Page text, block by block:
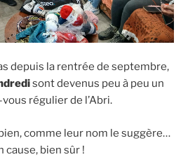
depuis la rentrée de septembre,
sont devenus peu à peu un
régulier de l’Abri.
bien, comme leur nom le suggère…
cause, bien sûr !